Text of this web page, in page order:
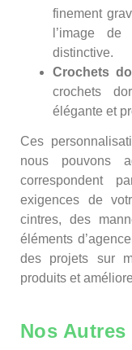
finement
l’image
distinctive.
Crochets
crochets
élégante et
Ces
nous pouvons
correspondent
exigences de
cintres, des
éléments
des projets sur
produits et
Nos